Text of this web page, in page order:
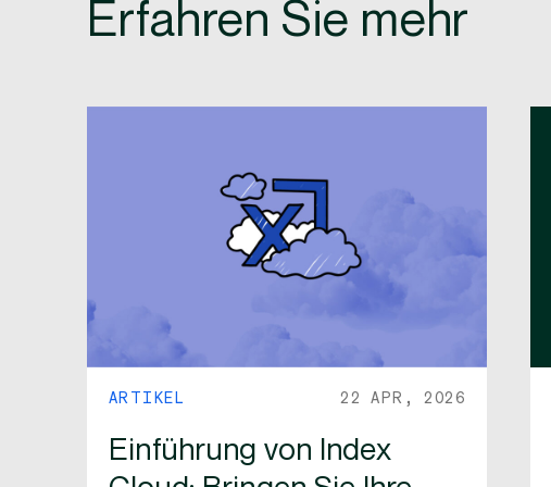
Erfahren Sie mehr
ARTIKEL 22 APR, 2026
Einführung von Index